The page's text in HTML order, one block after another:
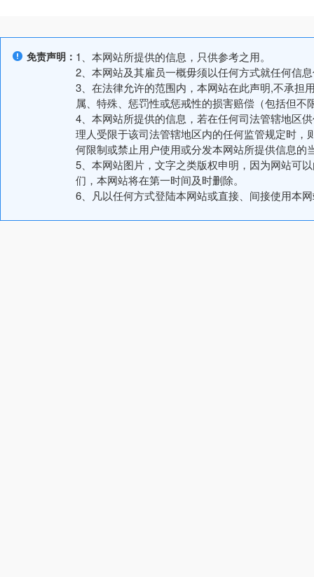
免责声明： 1、本网站所提供的信息，只供参考之用。
2、本网站及其雇员一概毋须以任何方式就任何信
3、在法律允许的范围内，本网站在此声明,不承担
属、特殊、惩罚性或惩戒性的损害赔偿（包括但
4、本网站所提供的信息，若在任何司法管辖地区
理人受限于该司法管辖地区内的任何监管规定时
何限制或禁止用户使用或分发本网站所提供信息的
5、本网站图片，文字之类版权申明，因为网站可
们，本网站将在第一时间及时删除。
6、凡以任何方式登陆本网站或直接、间接使用本